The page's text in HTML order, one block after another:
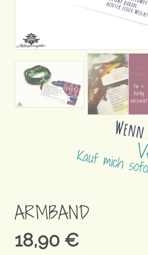
ARMBAND
18,90 €